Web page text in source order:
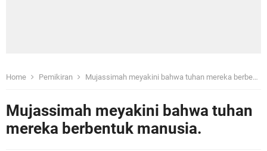
Home Pemikiran Mujassimah meyakini bahwa tuhan mereka berbentuk manusia.
Mujassimah meyakini bahwa tuhan
mereka berbentuk manusia.